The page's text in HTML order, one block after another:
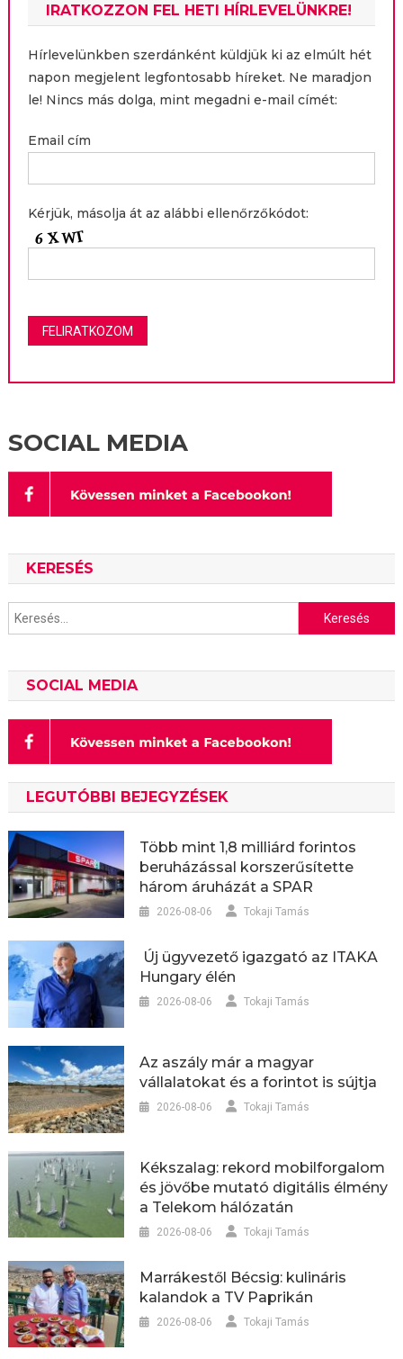
IRATKOZZON FEL HETI HÍRLEVELÜNKRE!
Hírlevelünkben szerdánként küldjük ki az elmúlt hét
napon megjelent legfontosabb híreket. Ne maradjon
le! Nincs más dolga, mint megadni e-mail címét:
Email cím
Kérjük, másolja át az alábbi ellenőrzőkódot:
SOCIAL MEDIA
KERESÉS
Keresés:
SOCIAL MEDIA
LEGUTÓBBI BEJEGYZÉSEK
Több mint 1,8 milliárd forintos
beruházással korszerűsítette
három áruházát a SPAR
2026-08-06 Tokaji Tamás
Új ügyvezető igazgató az ITAKA
Hungary élén
2026-08-06 Tokaji Tamás
Az aszály már a magyar
vállalatokat és a forintot is sújtja
2026-08-06 Tokaji Tamás
Kékszalag: rekord mobilforgalom
és jövőbe mutató digitális élmény
a Telekom hálózatán
2026-08-06 Tokaji Tamás
Marrákestől Bécsig: kulináris
kalandok a TV Paprikán
2026-08-06 Tokaji Tamás